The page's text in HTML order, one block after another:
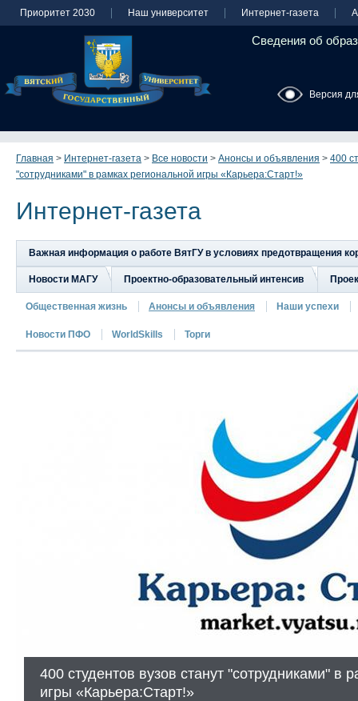
Приоритет 2030 Наш университет Интернет-газета
Сведения об
Версия
Главная > Интернет-газета > Все новости > Анонсы и объявления > 400
"сотрудниками" в рамках региональной игры «Карьера:Старт!»
Интернет-газета
Важная информация о работе ВятГУ в условиях предотвращения
Новости МАГУ Проектно-образовательный интенсив
Общественная жизнь Анонсы и объявления Наши успехи
Новости ПФО WorldSkills Торги
400 студентов вузов станут "сотрудниками" в
игры «Карьера:Старт!»